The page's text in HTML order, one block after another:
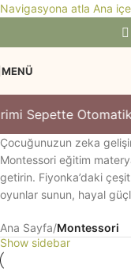
Navigasyona atla Ana
MENÜ
Sepette Otomatik
Çocuğunuzun zeka
Montessori eğitim
getirin. Fiyonka’daki
oyunlar sunun, hayal
Ana Sayfa/Montessori
Show sidebar